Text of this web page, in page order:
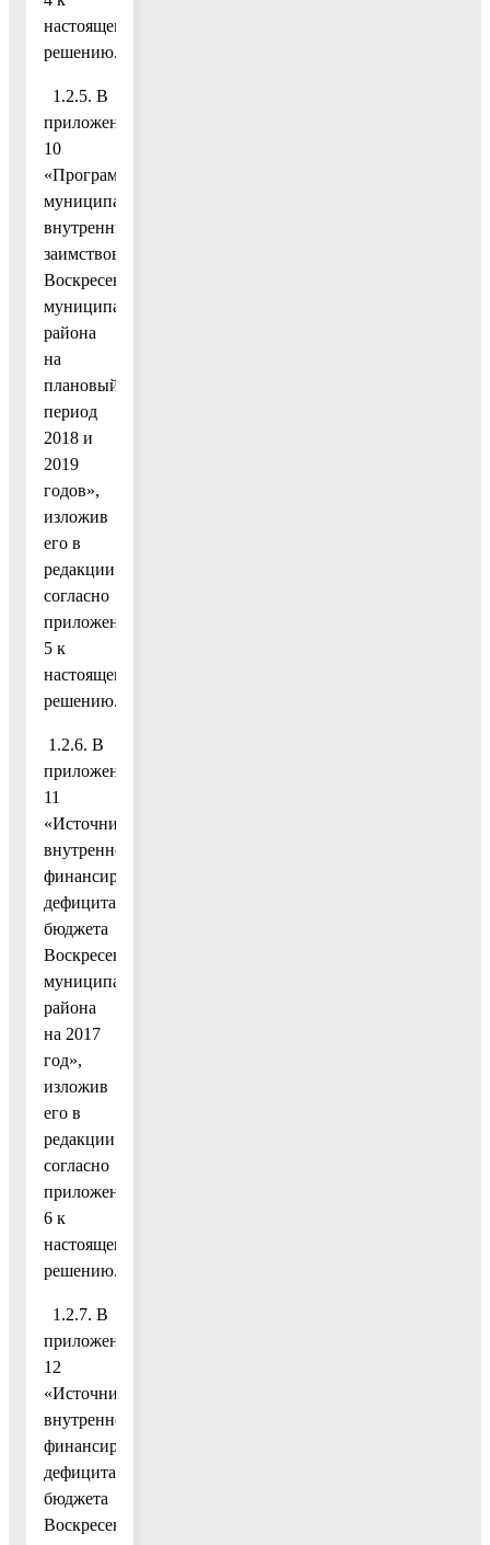
настоящему
решению.
1.2.5. В
приложение
10
«Программа
муниципальных
внутренних
заимствований
Воскресенского
муниципального
района
на
плановый
период
2018 и
2019
годов»,
изложив
его в
редакции
согласно
приложению
5 к
настоящему
решению.
1.2.6. В
приложение
11
«Источники
внутреннего
финансирования
дефицита
бюджета
Воскресенского
муниципального
района
на 2017
год»,
изложив
его в
редакции
согласно
приложению
6 к
настоящему
решению.
1.2.7. В
приложение
12
«Источники
внутреннего
финансирования
дефицита
бюджета
Воскресенского